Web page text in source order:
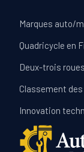
Marques auto/
Quadricycle en
Deux-trois roues
Classement
Innovation